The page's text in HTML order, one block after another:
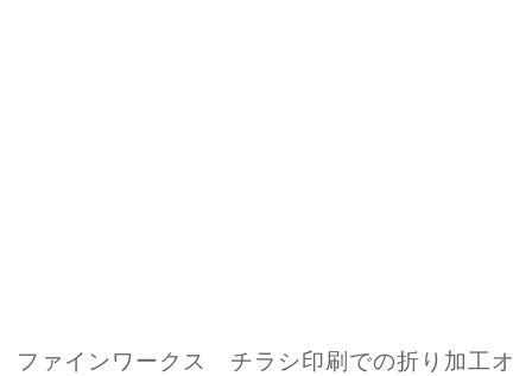
ファインワークス チラシ印刷での折り加工オ